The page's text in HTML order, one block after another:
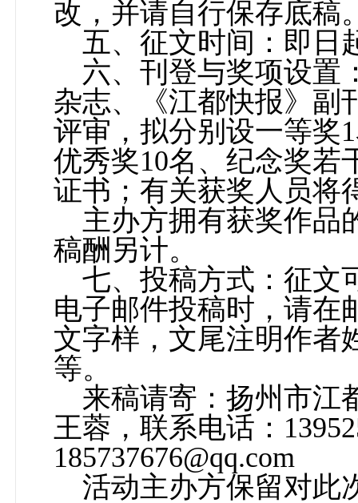
改，并请自行保存底稿
五、征文时间：即日
六、刊登与奖项设置
杂志、《江都快报》副
评审，拟分别设一等奖1
优秀奖10名、纪念奖若
证书；有关获奖人员将
主办方拥有获奖作品
稿酬另计。
七、投稿方式：征文
电子邮件投稿时，请在
文字样，文尾注明作者
等。
来稿请寄：扬州市江
王蓉，联系电话：
185737676@qq.com
活动主办方保留对此